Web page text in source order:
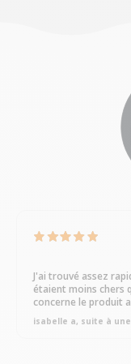
J'ai trouvé assez
étaient moins chers
concerne le produit
isabelle a, suite à